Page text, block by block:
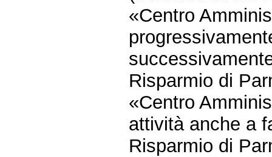
«Centro
Risparmio di
«Centro
attività anche a
Risparmio di